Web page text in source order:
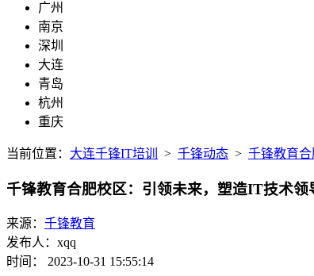
广州
南京
深圳
大连
青岛
杭州
重庆
当前位置： 大连千锋IT培训 > 千锋动态 > 千锋教育
千锋教育合肥校区：引领未来，塑造IT技术领
来源： 千锋教育
发布人：xqq
时间： 2023-10-31 15:55:14